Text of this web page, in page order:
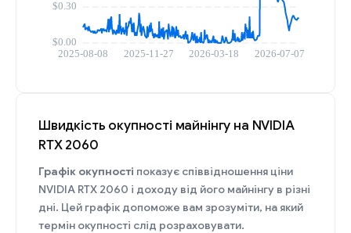
Швидкість окупності майнінгу на NVIDIA
RTX 2060
Графік окупності показує співвідношення ціни
NVIDIA RTX 2060 і доходу від його майнінгу в різні
дні. Цей графік допоможе вам зрозуміти, на який
термін окупності слід розраховувати.